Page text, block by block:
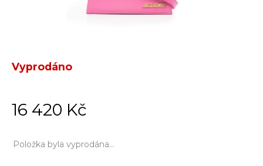
16 420 Kč
Vyprodáno
Položka byla vyprodána…